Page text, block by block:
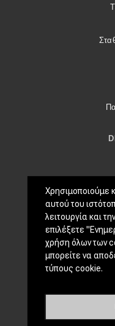
DRIVE USED
Χρησιμοποιούμε
αυτού του
λειτουργία και
επιλέξετε
χρήση όλων των
μπορείτε να
τύπους cookie.